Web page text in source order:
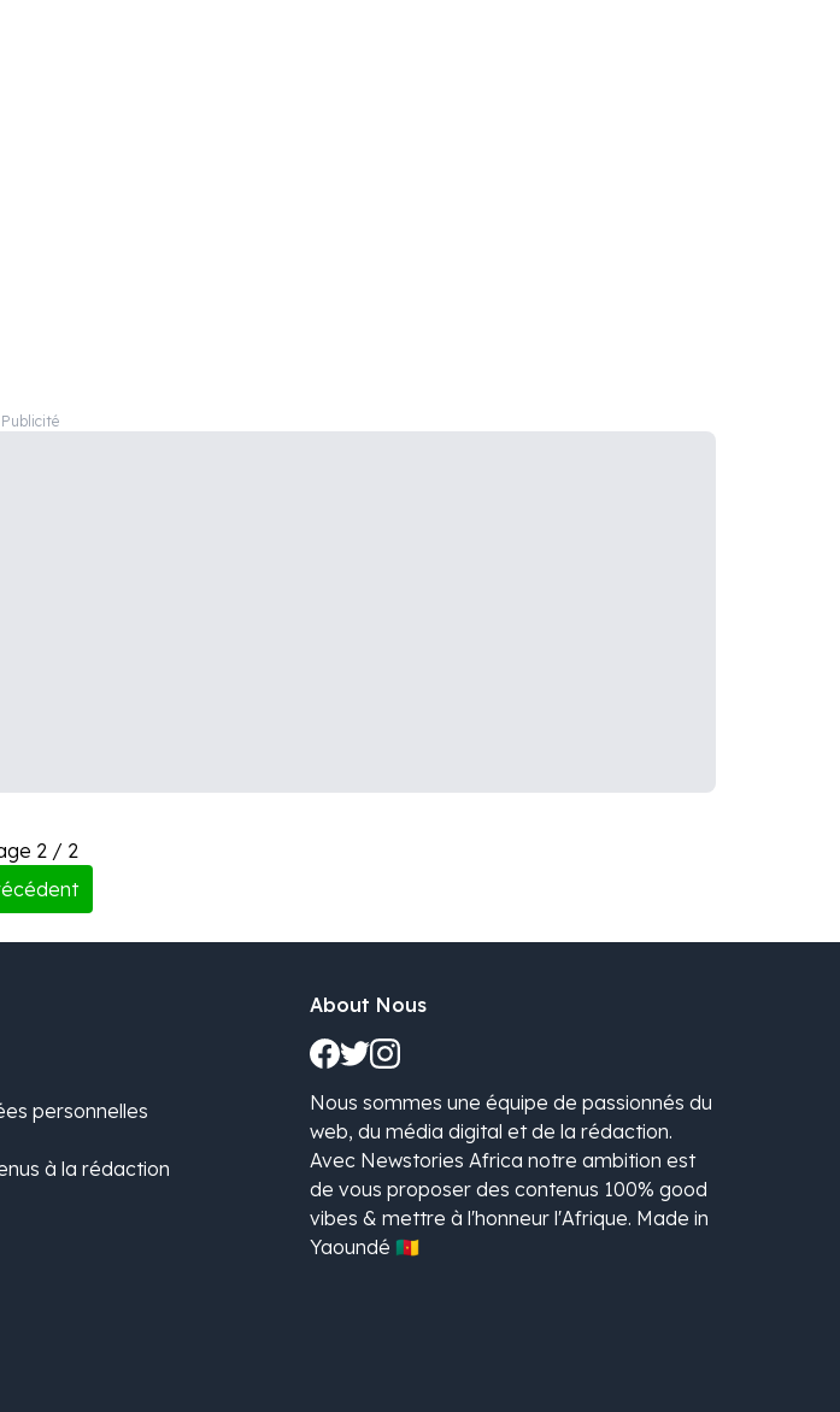
2 / 2
personnelles
à la rédaction
About Nous
Nous sommes une équipe de passionnés du
web, du média digital et de la rédaction.
Avec Newstories Africa notre ambition est
de vous proposer des contenus 100% good
vibes & mettre à l'honneur l'Afrique. Made in
Yaoundé 🇨🇲